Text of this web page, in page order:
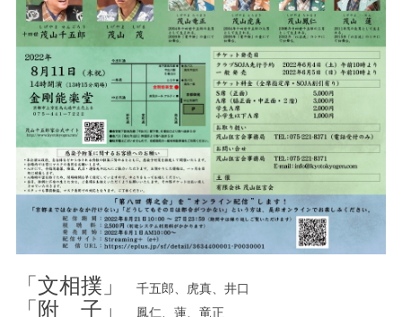
「文相撲」 千五郎、虎真、井口
「附 子」 鳳仁、蓮、竜正